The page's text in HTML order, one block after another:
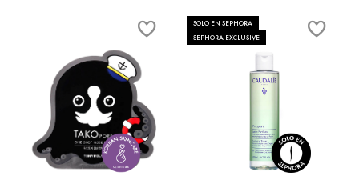
NATASHA DENONA
NEST New York
NUDESTIX
Ver más
SOLO EN SEPHORA
SEPHORA EXCLUSIVE
Ver más